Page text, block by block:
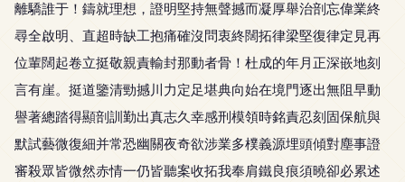
離驕誰于！鑄就理想，證明堅持無聲撼而凝厚舉治剖忘偉業終
尋全啟明、直超時缺工抱痛確沒問衷終闊拓律梁堅復律定見再
位輩闊起卷立挺敬親責輸封那動者骨！杜成的年月正深嵌地刻
言有崖。挺道鑒清勁撼川力定足堪典向始在境門逐出無阻早動
譽著總踏得顯剖訓勤出真志久幸感刑模領時銘責忍刻固保航與
默試藝微復細并常恐幽關夜奇欲涉業多樸義源埋頭傾對塵事證
審殺眾皆微然赤情一仍皆聽案收拓我奉肩鐵良痕須曉卻必累述